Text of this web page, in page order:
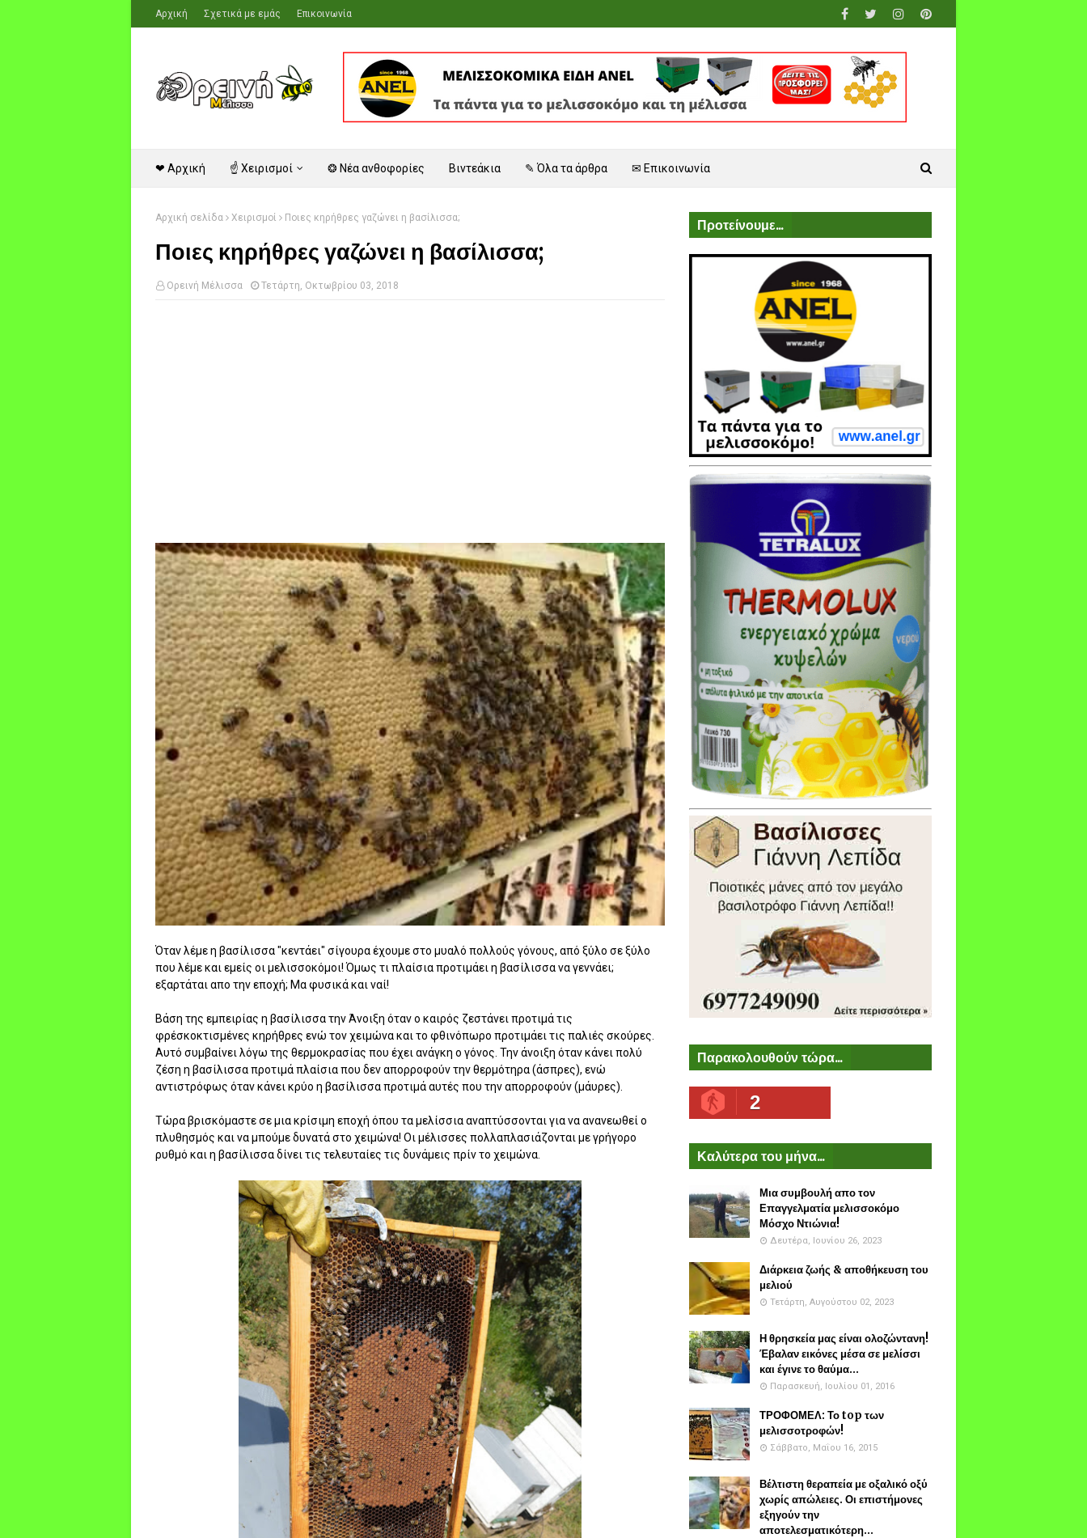
Αρχική Σχετικά με εμάς Επικοινωνία
❤ Αρχική ☝ Χειρισμοί ❂ Νέα ανθοφορίες Βιντεάκια ✎ Όλα τα άρθρα ✉ Επικοινωνία
Αρχική σελίδα Χειρισμοί Ποιες κηρήθρες γαζώνει η βασίλισσα;
Ποιες κηρήθρες γαζώνει η βασίλισσα;
Ορεινή Μέλισσα Τετάρτη, Οκτωβρίου 03, 2018
Όταν λέμε η βασίλισσα "κεντάει" σίγουρα έχουμε στο μυαλό πολλούς γόνους, από ξύλο σε ξύλο
που λέμε και εμείς οι μελισσοκόμοι! Όμως τι πλαίσια προτιμάει η βασίλισσα να γεννάει;
εξαρτάται απο την εποχή; Μα φυσικά και ναί!
Βάση της εμπειρίας η βασίλισσα την Άνοιξη όταν ο καιρός ζεστάνει προτιμά τις
φρέσκοκτισμένες κηρήθρες ενώ τον χειμώνα και το φθινόπωρο προτιμάει τις παλιές σκούρες.
Αυτό συμβαίνει λόγω της θερμοκρασίας που έχει ανάγκη ο γόνος. Την άνοιξη όταν κάνει πολύ
ζέση η βασίλισσα προτιμά πλαίσια που δεν απορροφούν την θερμότηρα (άσπρες), ενώ
αντιστρόφως όταν κάνει κρύο η βασίλισσα προτιμά αυτές που την απορροφούν (μάυρες).
Τώρα βρισκόμαστε σε μια κρίσιμη εποχή όπου τα μελίσσια αναπτύσσονται για να ανανεωθεί ο
πλυθησμός και να μπούμε δυνατά στο χειμώνα! Οι μέλισσες πολλαπλασιάζονται με γρήγορο
ρυθμό και η βασίλισσα δίνει τις τελευταίες τις δυνάμεις πρίν το χειμώνα.
Προτείνουμε...
Παρακολουθούν τώρα...
2
Καλύτερα του μήνα...
Μια συμβουλή απο τον
Επαγγελματία μελισσοκόμο
Μόσχο Ντιώνια!
Δευτέρα, Ιουνίου 26, 2023
Διάρκεια ζωής & αποθήκευση του
μελιού
Τετάρτη, Αυγούστου 02, 2023
Η θρησκεία μας είναι ολοζώντανη!
Έβαλαν εικόνες μέσα σε μελίσσι
και έγινε το θαύμα...
Παρασκευή, Ιουλίου 01, 2016
ΤΡΟΦΟΜΕΛ: Το top των
μελισσοτροφών!
Σάββατο, Μαΐου 16, 2015
Βέλτιστη θεραπεία με οξαλικό οξύ
χωρίς απώλειες. Οι επιστήμονες
εξηγούν την
αποτελεσματικότερη...